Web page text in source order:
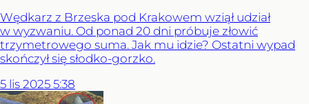
Wędkarz z Brzeska pod Krakowem wziął udział
w wyzwaniu. Od ponad 20 dni próbuje złowić
trzymetrowego suma. Jak mu idzie? Ostatni wypad
skończył się słodko-gorzko.
5 lis 2025 5:38